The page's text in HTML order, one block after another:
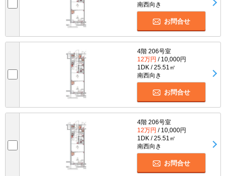
南西向き
お問合せ
4階 206号室
12万円 / 10,000円
1DK / 25.51㎡
南西向き
お問合せ
4階 206号室
12万円 / 10,000円
1DK / 25.51㎡
南西向き
お問合せ